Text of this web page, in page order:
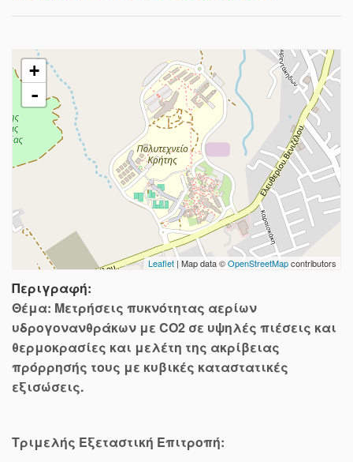
+
-
Leaflet | Map data ©OpenStreetMapcontributors
Περιγραφή:
Θέμα: Μετρήσεις πυκνότητας αερίων
υδρογονανθράκων με CO2 σε υψηλές πιέσεις και
θερμοκρασίες και μελέτη της ακρίβειας
πρόρρησής τους με κυβικές καταστατικές
εξισώσεις.
Τριμελής Εξεταστική Επιτροπή: